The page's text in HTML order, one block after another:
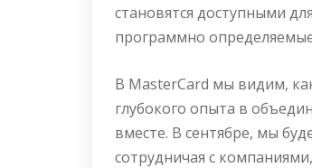
становятся доступными
программно
В MasterCard мы видим,
глубокого опыта в
вместе. В сентябре, мы
сотрудничая с